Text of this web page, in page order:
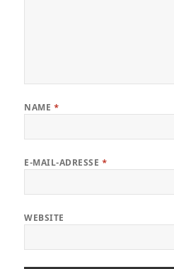
NAME *
E-MAIL-ADRESSE *
WEBSITE